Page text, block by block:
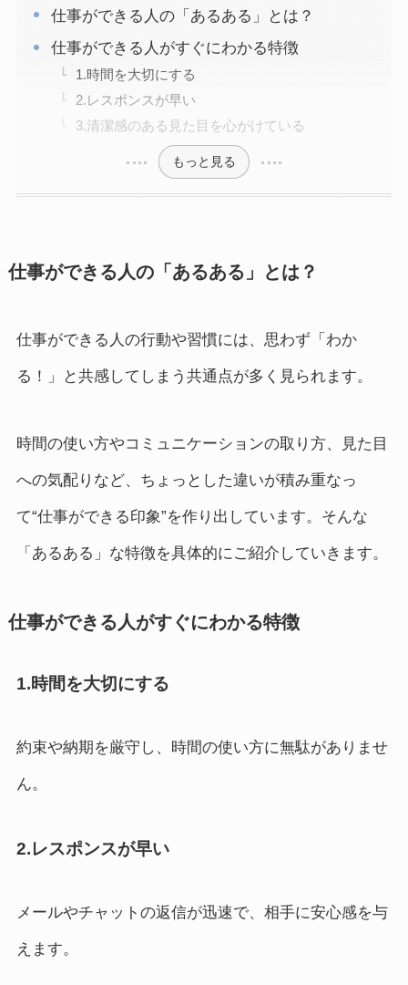
仕事ができる人の「あるある」とは？
仕事ができる人がすぐにわかる特徴
1.時間を大切にする
2.レスポンスが早い
3.清潔感のある見た目を心がけている
もっと見る
仕事ができる人の「あるある」とは？
仕事ができる人の行動や習慣には、思わず「わか
る！」と共感してしまう共通点が多く見られます。
時間の使い方やコミュニケーションの取り方、見た目
への気配りなど、ちょっとした違いが積み重なっ
て“仕事ができる印象”を作り出しています。そんな
「あるある」な特徴を具体的にご紹介していきます。
仕事ができる人がすぐにわかる特徴
1.時間を大切にする
約束や納期を厳守し、時間の使い方に無駄がありませ
ん。
2.レスポンスが早い
メールやチャットの返信が迅速で、相手に安心感を与
えます。